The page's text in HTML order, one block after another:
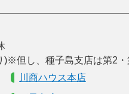
)※但し、種子島支店は第2
川商ハウス本店